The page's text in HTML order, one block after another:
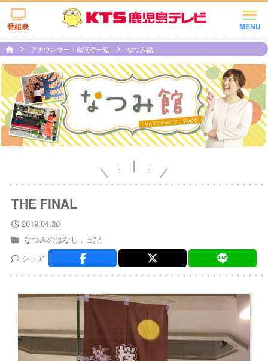
MENU
番組表
アナウンサー・出演者一覧 なつみ館
THE FINAL
2019.04.30
なつみのはなし
日記
シェア